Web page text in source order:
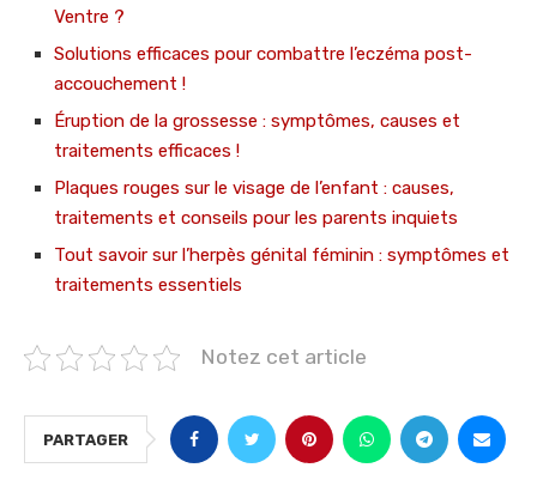
Ventre ?
Solutions efficaces pour combattre l’eczéma post-
accouchement !
Éruption de la grossesse : symptômes, causes et
traitements efficaces !
Plaques rouges sur le visage de l’enfant : causes,
traitements et conseils pour les parents inquiets
Tout savoir sur l’herpès génital féminin : symptômes et
traitements essentiels
Notez cet article
PARTAGER